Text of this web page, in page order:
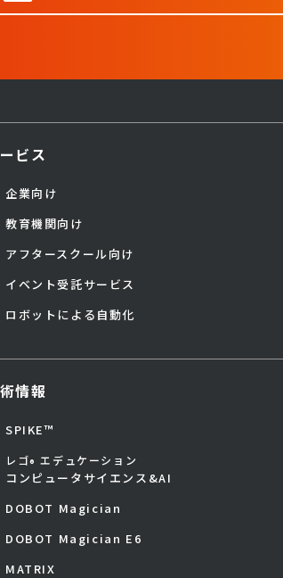
ビス
企業向け
教育機関向け
アフタースクール向け
イベント受託サービス
ロボットによる自動化
情報
SPIKE™
レゴ® エデュケーション
コンピュータサイエンス&AI
DOBOT Magician
DOBOT Magician E6
MATRIX